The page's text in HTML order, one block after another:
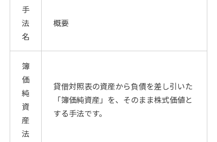
手
法
名
概要
簿
価
純
資
産
法
貸借対照表の資産から負債を差し引いた
「簿価純資産」を、そのまま株式価値と
する手法です。